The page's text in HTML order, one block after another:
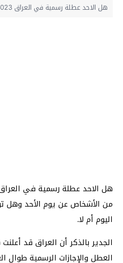
هل الاحد عطلة رسمية في العراق 2023 ؟
من الأشخاص عن يوم الأحد
اليوم أم لا.
الجدير بالذكر أن العراق قد